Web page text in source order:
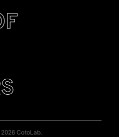
CotoLab.